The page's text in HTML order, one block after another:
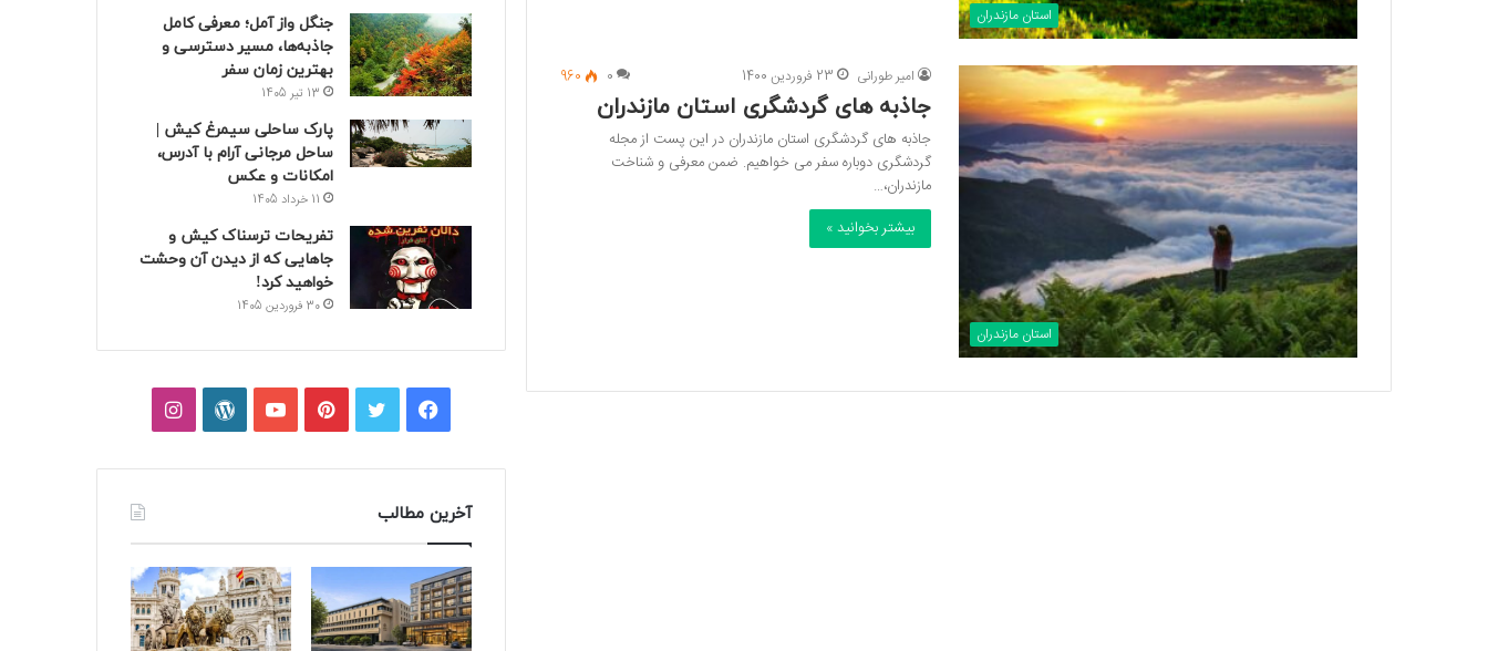
استان مازندران
استان مازندران
امیر طورانی 23 فروردین 1400 0
960
جاذبه های گردشگری استان مازندران
جاذبه های گردشگری استان مازندران در این پست از مجله
گردشگری دوباره سفر می خواهیم. ضمن معرفی و شناخت
مازندران،…
بیشتر بخوانید »
جنگل واز آمل؛ معرفی کامل
جاذبه‌ها، مسیر دسترسی و
بهترین زمان سفر
13 تیر 1405
پارک ساحلی سیمرغ کیش |
ساحل مرجانی آرام با آدرس،
امکانات و عکس
11 خرداد 1405
تفریحات ترسناک کیش و
جاهایی که از دیدن آن وحشت
خواهید کرد!
30 فروردین 1405
فیسبوکتوییترپینتریستیوتیوبوردپرساینستاگرام
آخرین مطالب